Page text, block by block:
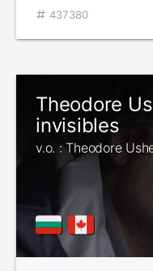
437380
Theodore
invisibles
v.o. : Theodore